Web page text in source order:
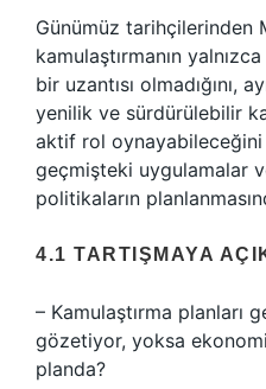
Günümüz tarihçilerinden
kamulaştırmanın
bir uzantısı olmadığını,
yenilik ve sürdürülebilir
aktif rol oynayabileceğini
geçmişteki uygulamalar
politikaların
4.1 TARTIŞMAYA
– Kamulaştırma planları
gözetiyor, yoksa
planda?